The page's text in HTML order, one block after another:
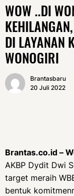
WOW ..DI
DI LAYANAN
WONOGIRI
Brantasbaru
20 Juli 2022
Brantas.co.id –
AKBP Dydit Dwi
target meraih
bentuk